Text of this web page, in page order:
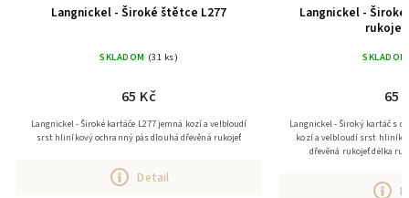
Langnickel - Široké štětce L277
SKLADOM (31 ks)
65 Kč
Detail
Langnickel - Široké kartáče L277 jemná kozí a velbloudí
srst hliníkový ochranný pás dlouhá dřevěná rukojeť
Langnickel -
SKLADOM
65
Langnickel - Široký kartáč s
kozí a velbloudí srst hliníková ochranná lišta dlouhá